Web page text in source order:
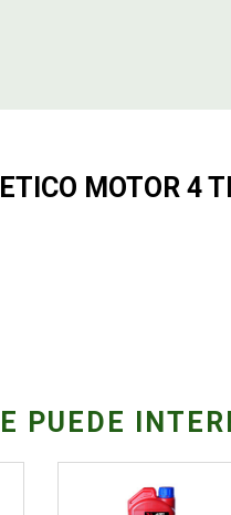
MOTOR 4
PUEDE